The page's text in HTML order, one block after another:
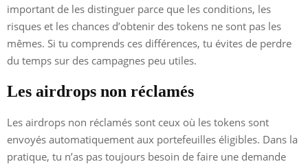
important de les distinguer parce que les conditions, les
risques et les chances d’obtenir des tokens ne sont pas les
mêmes. Si tu comprends ces différences, tu évites de perdre
du temps sur des campagnes peu utiles.
Les airdrops non réclamés
Les airdrops non réclamés sont ceux où les tokens sont
envoyés automatiquement aux portefeuilles éligibles. Dans la
pratique, tu n’as pas toujours besoin de faire une demande